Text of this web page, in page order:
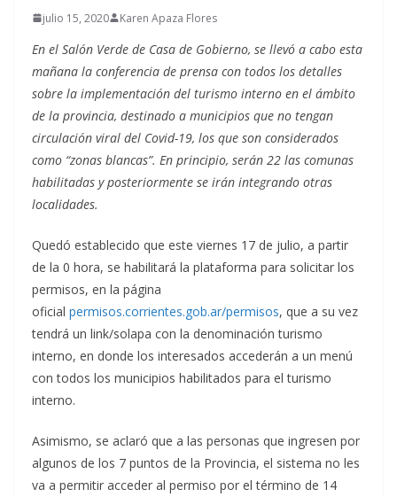
julio 15, 2020 Karen Apaza Flores
En el Salón Verde de Casa de Gobierno, se llevó a cabo esta
mañana la conferencia de prensa con todos los detalles
sobre la implementación del turismo interno en el ámbito
de la provincia, destinado a municipios que no tengan
circulación viral del Covid-19, los que son considerados
como “zonas blancas”. En principio, serán 22 las comunas
habilitadas y posteriormente se irán integrando otras
localidades.
Quedó establecido que este viernes 17 de julio, a partir
de la 0 hora, se habilitará la plataforma para solicitar los
permisos, en la página
oficial permisos.corrientes.gob.ar/permisos, que a su vez
tendrá un link/solapa con la denominación turismo
interno, en donde los interesados accederán a un menú
con todos los municipios habilitados para el turismo
interno.
Asimismo, se aclaró que a las personas que ingresen por
algunos de los 7 puntos de la Provincia, el sistema no les
va a permitir acceder al permiso por el término de 14